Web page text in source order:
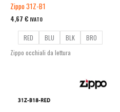
Zippo 31Z-B1
4,67 € IVATO
RED BLU BLK
BRO
Zippo occhiali da lettura